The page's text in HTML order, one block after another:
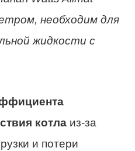
необходим для
жидкости с
котла из-за
и потери